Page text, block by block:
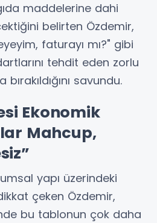
maddelerine dahi
belirten Özdemir,
faturayı mı?" gibi
tehdit eden zorlu
savundu.
Ekonomik
Mahcup,
yapı üzerindeki
çeken Özdemir,
bu tablonun çok daha